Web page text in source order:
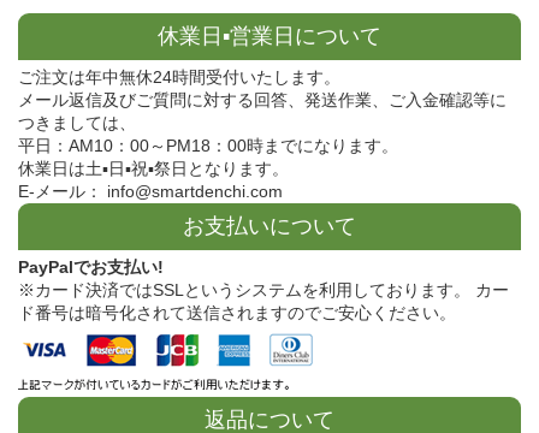
休業日▪営業日について
ご注文は年中無休24時間受付いたします。
メール返信及びご質問に対する回答、発送作業、ご入金確認等に
つきましては、
平日：AM10：00～PM18：00時までになります。
休業日は土▪日▪祝▪祭日となります。
E-メール： info@smartdenchi.com
お支払いについて
PayPalでお支払い!
※カード決済ではSSLというシステムを利用しております。 カー
ド番号は暗号化されて送信されますのでご安心ください。
返品について